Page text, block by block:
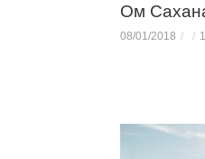
Ом
08/01/2018